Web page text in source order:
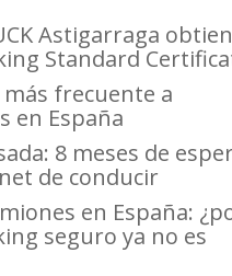
Astigarraga
Standard
más frecuente a
en España
8 meses de
de conducir
en España:
seguro ya no es